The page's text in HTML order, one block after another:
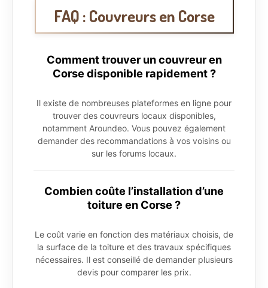
FAQ : Couvreurs en Corse
Comment trouver un couvreur en
Corse disponible rapidement ?
Il existe de nombreuses plateformes en ligne pour
trouver des couvreurs locaux disponibles,
notamment Aroundeo. Vous pouvez également
demander des recommandations à vos voisins ou
sur les forums locaux.
Combien coûte l’installation d’une
toiture en Corse ?
Le coût varie en fonction des matériaux choisis, de
la surface de la toiture et des travaux spécifiques
nécessaires. Il est conseillé de demander plusieurs
devis pour comparer les prix.